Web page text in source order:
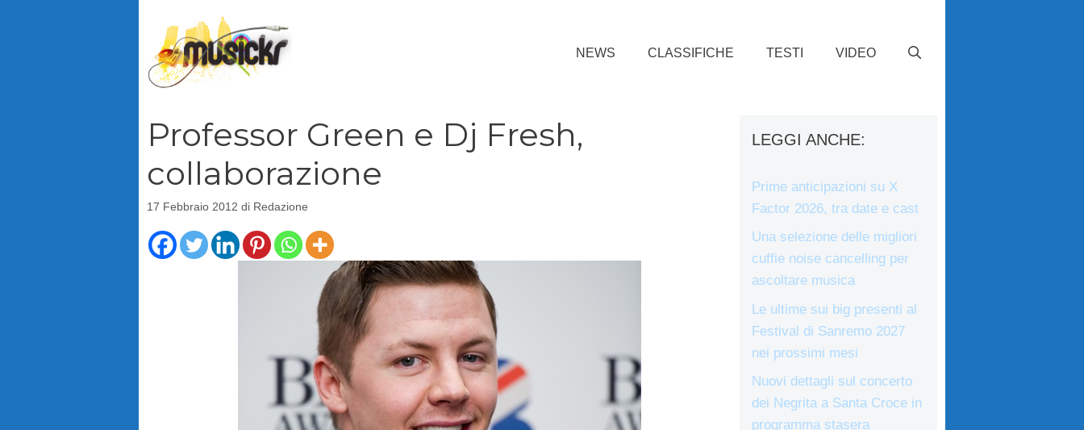
NEWS CLASSIFICHE TESTI VIDEO
Professor Green e Dj Fresh,
collaborazione
17 Febbraio 2012 di Redazione
LEGGI ANCHE:
Prime anticipazioni su X
Factor 2026, tra date e cast
Una selezione delle migliori
cuffie noise cancelling per
ascoltare musica
Le ultime sui big presenti al
Festival di Sanremo 2027
nei prossimi mesi
Nuovi dettagli sul concerto
dei Negrita a Santa Croce in
programma stasera